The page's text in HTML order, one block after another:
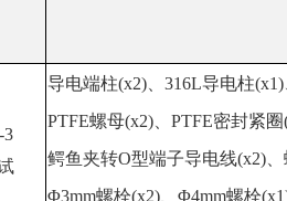
3
导电端柱(x2)、316L导电柱(x1)
PTFE螺母(x2)、 PTFE密封紧
鳄鱼夹转O型端子导电线(x2)
Φ3mm螺栓(x2)、Φ4mm螺栓